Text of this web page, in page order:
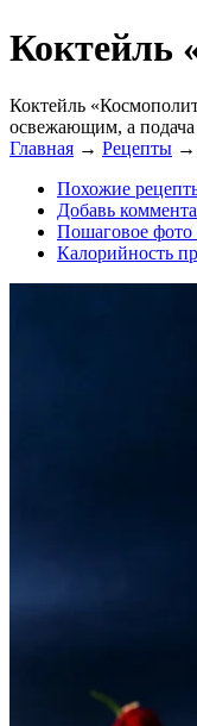
Коктейль
Коктейль
освежающим, а
Главная → Рецепты →
Похожие
Добавь
Пошаговое фото
Калорийность